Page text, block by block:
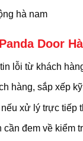
Door
lỗi từ khách
hàng, sắp xếp
xử lý trực tiếp
cần đem về kiểm